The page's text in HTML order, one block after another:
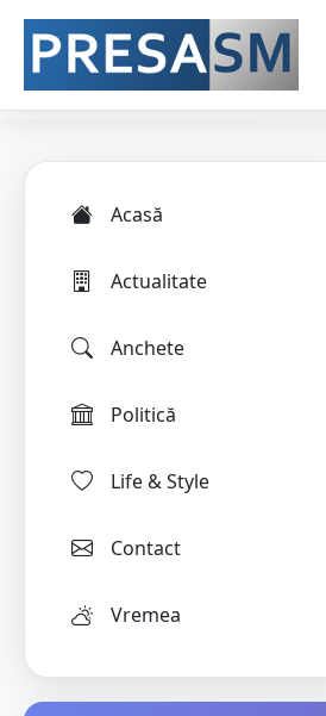
Acasă
Actualitate
Anchete
Politică
Life & Style
Contact
Vremea